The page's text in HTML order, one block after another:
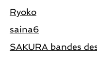
Ryoko
saina6
SAKURA bandes